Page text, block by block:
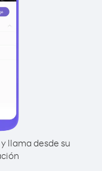
llama desde su